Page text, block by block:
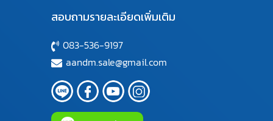
สอบถามรายละเอียดเพิ่มเติม
083-536-9197
aandm.sale@gmail.com